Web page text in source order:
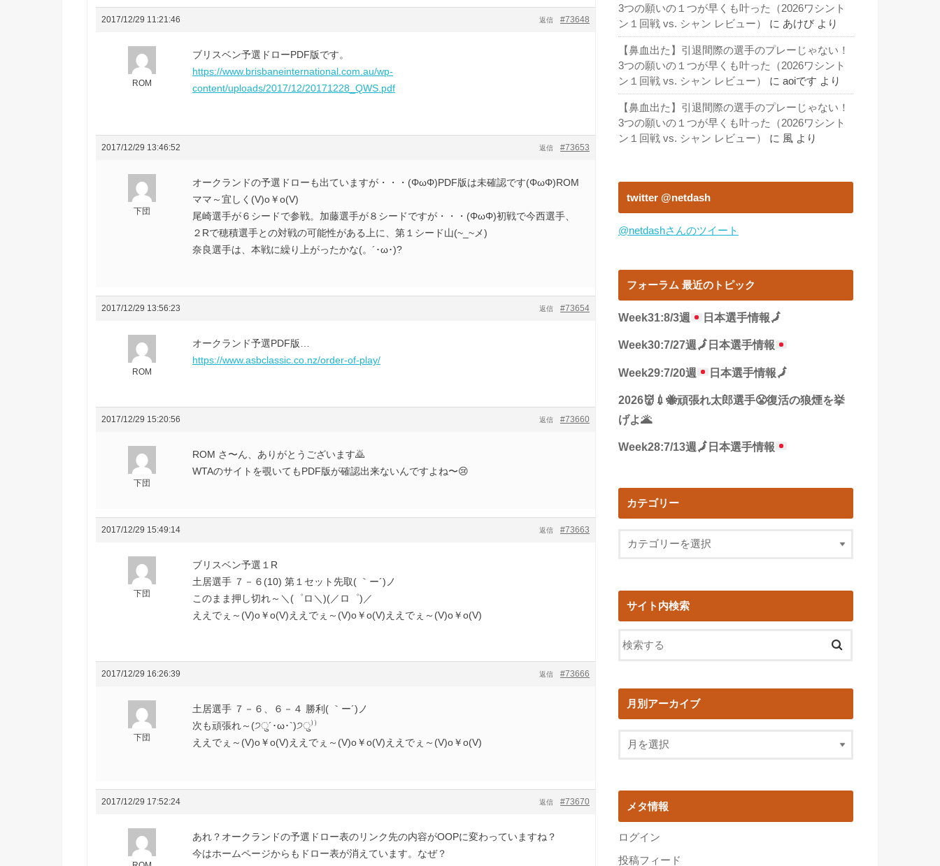
2017/12/29 11:21:46 #73648
返信
ROM
ブリスベン予選ドローPDF版です。
https://www.brisbaneinternational.com.au/wp-
content/uploads/2017/12/20171228_QWS.pdf
2017/12/29 13:46:52 #73653
返信
下団
オークランドの予選ドローも出ていますが・・・(ΦωΦ)PDF版は未確認です(ΦωΦ)ROM
ママ～宜しく(V)o￥o(V)
尾崎選手が６シードで参戦。加藤選手が８シードですが・・・(ΦωΦ)初戦で今西選手、
２Rで穂積選手との対戦の可能性がある上に、第１シード山(~_~メ)
奈良選手は、本戦に繰り上がったかな(。´･ω･)?
2017/12/29 13:56:23 #73654
返信
ROM
オークランド予選PDF版…
https://www.asbclassic.co.nz/order-of-play/
2017/12/29 15:20:56 #73660
返信
下団
ROM さ〜ん、ありがとうございます🙇
WTAのサイトを覗いてもPDF版が確認出来ないんですよね〜😢
2017/12/29 15:49:14 #73663
返信
下団
ブリスベン予選１R
土居選手 ７－６(10) 第１セット先取( ｀ー´)ノ
このまま押し切れ～＼(゜ロ＼)(／ロ゜)／
ええでぇ～(V)o￥o(V)ええでぇ～(V)o￥o(V)ええでぇ～(V)o￥o(V)
2017/12/29 16:26:39 #73666
返信
下団
土居選手 ７－６、６－４ 勝利( ｀ー´)ノ
次も頑張れ～(੭ु´･ω･`)੭ु⁾⁾
ええでぇ～(V)o￥o(V)ええでぇ～(V)o￥o(V)ええでぇ～(V)o￥o(V)
2017/12/29 17:52:24 #73670
返信
あれ？オークランドの予選ドロー表のリンク先の内容がOOPに変わっていますね？
今はホームページからもドロー表が消えています。なぜ？
3つの願いの１つが早くも叶った（2026ワシント
ン１回戦 vs. シャン レビュー）
に あけび より
【鼻血出た】引退間際の選手のプレーじゃない！
3つの願いの１つが早くも叶った（2026ワシント
ン１回戦 vs. シャン レビュー）
に aoiです より
【鼻血出た】引退間際の選手のプレーじゃない！
3つの願いの１つが早くも叶った（2026ワシント
ン１回戦 vs. シャン レビュー）
に 風 より
twitter @netdash
@netdashさんのツイート
フォーラム 最近のトピック
Week31:8/3週 日本選手情報🗾
Week30:7/27週🗾 日本選手情報
Week29:7/20週 日本選手情報🗾
2026👹💉🐝頑張れ太郎選手😤復活の狼煙を挙
げよ🌋
Week28:7/13週 🗾 日本選手情報
カテゴリー
サイト内検索
月別アーカイブ
メタ情報
ログイン
投稿フィード